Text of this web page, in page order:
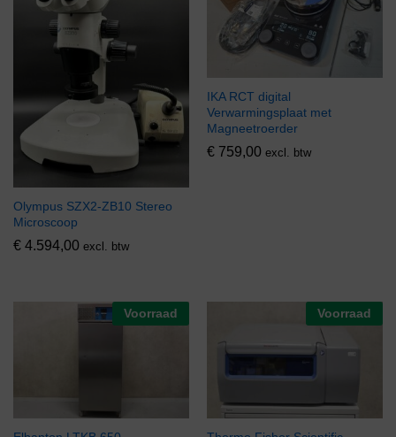
Olympus SZX2-ZB10 Stereo
Microscoop
€ 4.594,00 excl. btw
IKA RCT digital
Verwarmingsplaat met
Magneetroerder
€ 759,00 excl. btw
Voorraad Voorraad